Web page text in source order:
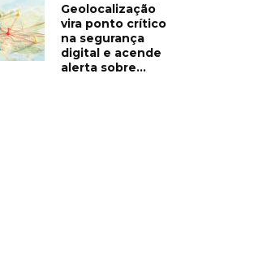
Geolocalização
vira ponto crítico
na segurança
digital e acende
alerta sobre...